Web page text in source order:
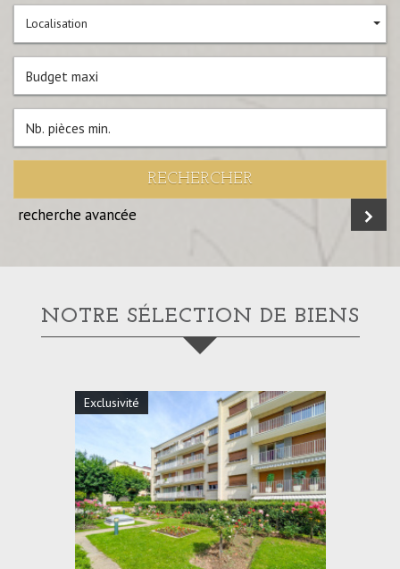
Localisation
RECHERCHER
recherche avancée
NOTRE SÉLECTION DE BIENS
Exclusivité